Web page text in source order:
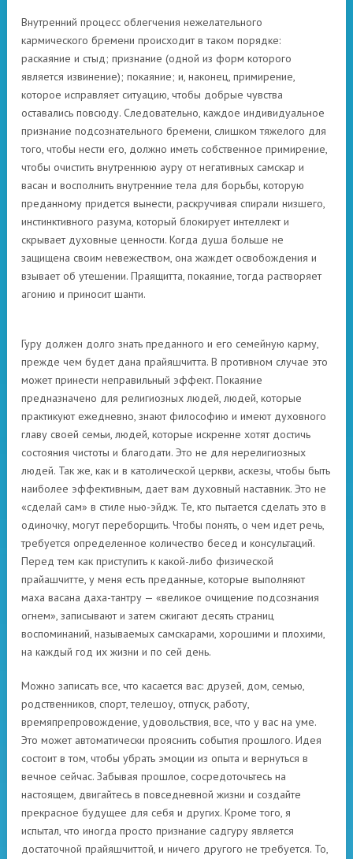
Внутренний процесс облегчения нежелательного
кармического бремени происходит в таком порядке:
раскаяние и стыд; признание (одной из форм которого
является извинение); покаяние; и, наконец, примирение,
которое исправляет ситуацию, чтобы добрые чувства
оставались повсюду. Следовательно, каждое индивидуальное
признание подсознательного бремени, слишком тяжелого для
того, чтобы нести его, должно иметь собственное примирение,
чтобы очистить внутреннюю ауру от негативных самскар и
васан и восполнить внутренние тела для борьбы, которую
преданному придется вынести, раскручивая спирали низшего,
инстинктивного разума, который блокирует интеллект и
скрывает духовные ценности. Когда душа больше не
защищена своим невежеством, она жаждет освобождения и
взывает об утешении. Праящитта, покаяние, тогда растворяет
агонию и приносит шанти.
Гуру должен долго знать преданного и его семейную карму,
прежде чем будет дана прайяшчитта. В противном случае это
может принести неправильный эффект. Покаяние
предназначено для религиозных людей, людей, которые
практикуют ежедневно, знают философию и имеют духовного
главу своей семьи, людей, которые искренне хотят достичь
состояния чистоты и благодати. Это не для нерелигиозных
людей. Так же, как и в католической церкви, аскезы, чтобы быть
наиболее эффективным, дает вам духовный наставник. Это не
«сделай сам» в стиле нью-эйдж. Те, кто пытается сделать это в
одиночку, могут переборщить. Чтобы понять, о чем идет речь,
требуется определенное количество бесед и консультаций.
Перед тем как приступить к какой-либо физической
прайашчитте, у меня есть преданные, которые выполняют
маха васана даха-тантру — «великое очищение подсознания
огнем», записывают и затем сжигают десять страниц
воспоминаний, называемых самскарами, хорошими и плохими,
на каждый год их жизни и по сей день.
Можно записать все, что касается вас: друзей, дом, семью,
родственников, спорт, телешоу, отпуск, работу,
времяпрепровождение, удовольствия, все, что у вас на уме.
Это может автоматически прояснить события прошлого. Идея
состоит в том, чтобы убрать эмоции из опыта и вернуться в
вечное сейчас. Забывая прошлое, сосредоточьтесь на
настоящем, двигайтесь в повседневной жизни и создайте
прекрасное будущее для себя и других. Кроме того, я
испытал, что иногда просто признание садгуру является
достаточной прайяшчиттой, и ничего другого не требуется. То,